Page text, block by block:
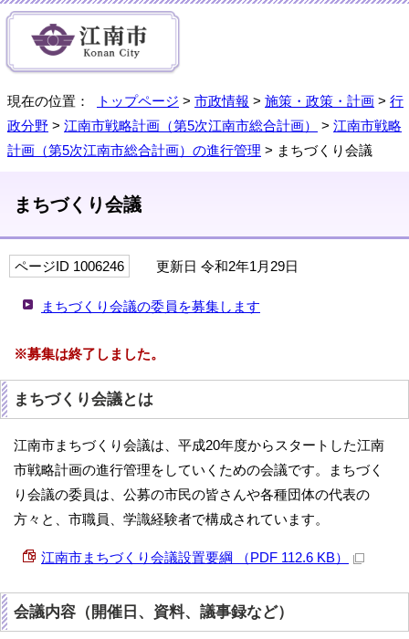
現在の位置： トップページ > 市政情報 > 施策・政策・計画 > 行
政分野 > 江南市戦略計画（第5次江南市総合計画） > 江南市戦略
計画（第5次江南市総合計画）の進行管理 > まちづくり会議
まちづくり会議
ページID 1006246 更新日 令和2年1月29日
まちづくり会議の委員を募集します
※募集は終了しました。
まちづくり会議とは
江南市まちづくり会議は、平成20年度からスタートした江南
市戦略計画の進行管理をしていくための会議です。まちづく
り会議の委員は、公募の市民の皆さんや各種団体の代表の
方々と、市職員、学識経験者で構成されています。
江南市まちづくり会議設置要綱 （PDF 112.6 KB）
会議内容（開催日、資料、議事録など）